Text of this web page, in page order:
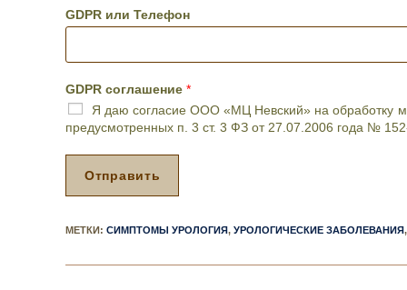
ч
и
и
р
о
ц
р
,
е
GDPR или Телефон
GDPR соглашение *
Я даю согласие ООО «МЦ Невский» на обработку
предусмотренных п. 3 ст. 3 ФЗ от 27.07.2006 года №
Отправить
МЕТКИ: СИМПТОМЫ УРОЛОГИЯ, УРОЛОГИЧЕСКИЕ ЗАБОЛЕВАНИЯ,